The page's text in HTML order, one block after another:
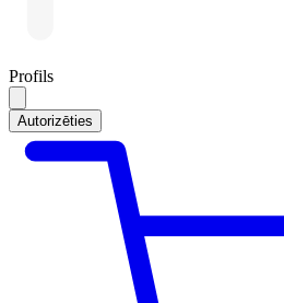
Profils
Autorizēties